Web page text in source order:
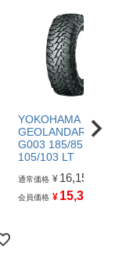
YOKOHAMA
GEOLANDAR M/T
G003 185/85R16
105/103 LT
通常価格 ¥ 16,159
会員価格 ¥ 15,350